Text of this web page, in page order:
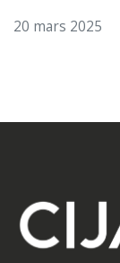
20 mars 2025